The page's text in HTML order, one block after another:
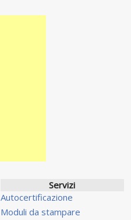
Servizi
Autocertificazione
Moduli da stampare